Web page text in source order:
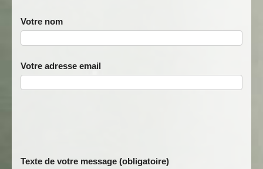
Votre nom
Votre adresse email
Texte de votre message (obligatoire)